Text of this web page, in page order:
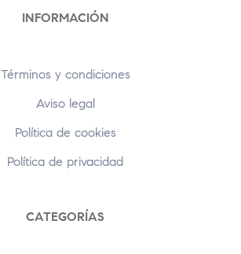
INFORMACIÓN
Términos y condiciones
Aviso legal
Política de cookies
Política de privacidad
CATEGORÍAS